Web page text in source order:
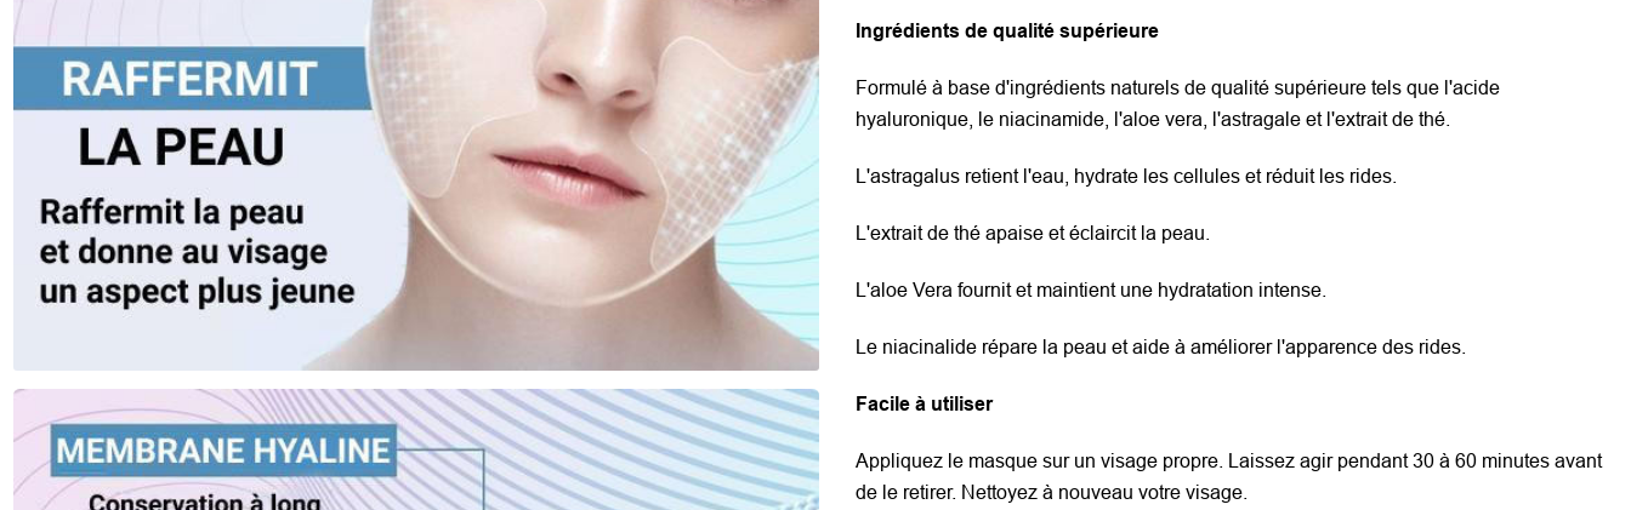
Ingrédients de qualité supérieure
Formulé à base d'ingrédients naturels de qualité supérieure tels que l'acide
hyaluronique, le niacinamide, l'aloe vera, l'astragale et l'extrait de thé.
L'astragalus retient l'eau, hydrate les cellules et réduit les rides.
L'extrait de thé apaise et éclaircit la peau.
L'aloe Vera fournit et maintient une hydratation intense.
Le niacinalide répare la peau et aide à améliorer l'apparence des rides.
Facile à utiliser
Appliquez le masque sur un visage propre. Laissez agir pendant 30 à 60 minutes avant
de le retirer. Nettoyez à nouveau votre visage.